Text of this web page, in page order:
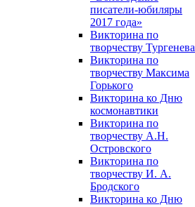
писатели-юбиляры
2017 года»
Викторина по
творчеству Тургенева
Викторина по
творчеству Максима
Горького
Викторина ко Дню
космонавтики
Викторина по
творчеству А.Н.
Островского
Викторина по
творчеству И. А.
Бродского
Викторина ко Дню